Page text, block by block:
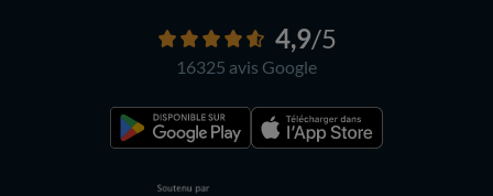
4,9/5
16325 avis Google